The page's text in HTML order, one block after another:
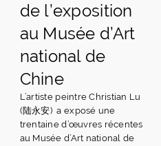
de l’exposition
au Musée d’Art
national de
Chine
L’artiste peintre Christian Lu
(陆永安) a exposé une
trentaine d’œuvres récentes
au Musée d’Art national de